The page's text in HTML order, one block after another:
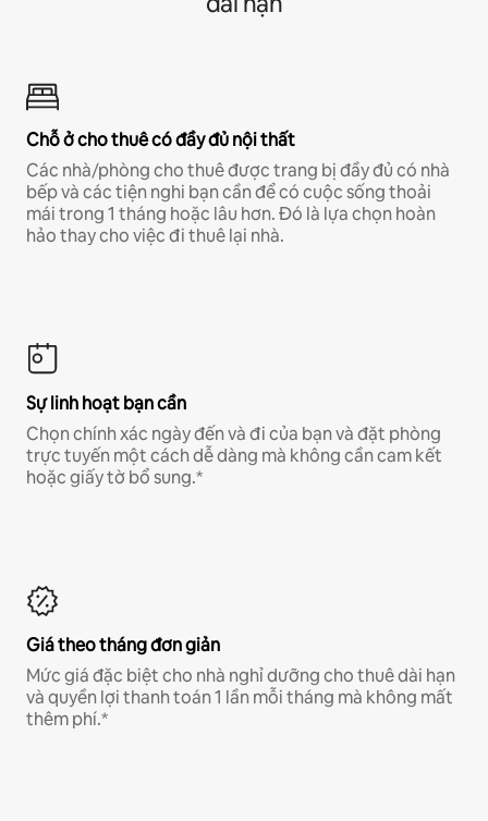
Chỗ ở cho thuê có đầy đủ nội thất
Các nhà/phòng cho thuê được trang bị đầy đủ có nhà
bếp và các tiện nghi bạn cần để có cuộc sống thoải
mái trong 1 tháng hoặc lâu hơn. Đó là lựa chọn hoàn
hảo thay cho việc đi thuê lại nhà.
Sự linh hoạt bạn cần
Chọn chính xác ngày đến và đi của bạn và đặt phòng
trực tuyến một cách dễ dàng mà không cần cam kết
hoặc giấy tờ bổ sung.*
Giá theo tháng đơn giản
Mức giá đặc biệt cho nhà nghỉ dưỡng cho thuê dài hạn
và quyền lợi thanh toán 1 lần mỗi tháng mà không mất
thêm phí.*